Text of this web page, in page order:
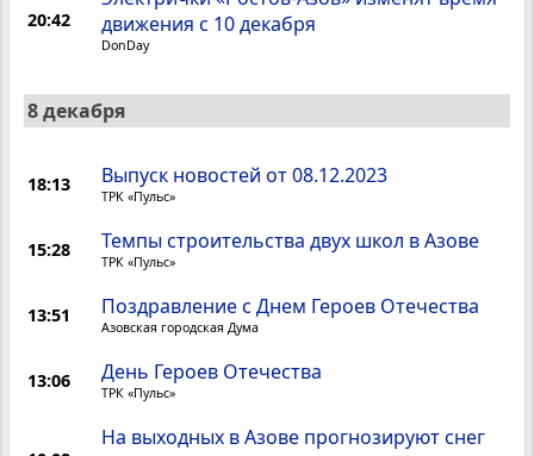
20:42
движения с 10 декабря
DonDay
8 декабря
18:13 Выпуск новостей от 08.12.2023
ТРК «Пульс»
15:28 Темпы строительства двух школ в Азове
ТРК «Пульс»
13:51 Поздравление с Днем Героев Отечества
Азовская городская Дума
13:06 День Героев Отечества
ТРК «Пульс»
На выходных в Азове прогнозируют снег